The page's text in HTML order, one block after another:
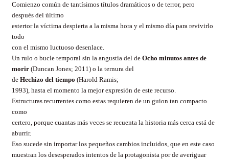
Comienzo común de tantísimos títulos dramáticos o de terror, pero
después del último
estertor la víctima despierta a la misma hora y el mismo día para revivirlo
todo
con el mismo luctuoso desenlace.
Un rulo o bucle temporal sin la angustia del de Ocho minutos antes de
morir (Duncan Jones; 2011) o la ternura del
de Hechizo del tiempo (Harold Ramis;
1993), hasta el momento la mejor expresión de este recurso.
Estructuras recurrentes como estas requieren de un guion tan compacto
como
certero, porque cuantas más veces se recuenta la historia más cerca está de
aburrir.
Eso sucede sin importar los pequeños cambios incluidos, que en este caso
muestran los desesperados intentos de la protagonista por de averiguar